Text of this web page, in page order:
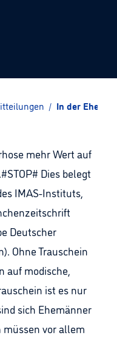
/ In der Ehe
mehr Wert auf
Dies belegt
IMAS-Instituts,
Deutscher
Ohne Trauschein
auf modische,
ist es nur
sich Ehemänner
müssen vor allem